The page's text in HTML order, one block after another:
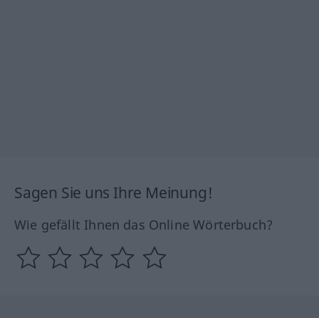
Sagen Sie uns Ihre Meinung!
Wie gefällt Ihnen das Online Wörterbuch?